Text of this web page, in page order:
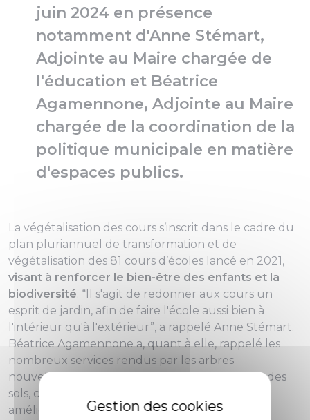
juin 2024 en présence
notamment d'Anne Stémart,
Adjointe au Maire chargée de
l'éducation et Béatrice
Agamennone, Adjointe au Maire
chargée de la coordination de la
politique municipale en matière
d'espaces publics.
La végétalisation des cours s’inscrit dans le cadre du
plan pluriannuel de transformation et de
végétalisation des 81 cours d’écoles lancé en 2021,
visant à renforcer le bien-être des enfants et la
biodiversité. “Il s'agit de redonner aux cours un
esprit de jardin, afin de faire l'école aussi bien à
l'intérieur qu'à l'extérieur”, a rappelé Anne Stémart.
Béatrice Agamennone a, quant à elle, rappelé les
nombreux services rendus par les arbres
nouvellement plantés : désimperméabilisation des
sols, climatisation naturelle, épuration de l'air,
amélioration de la biodiversité…